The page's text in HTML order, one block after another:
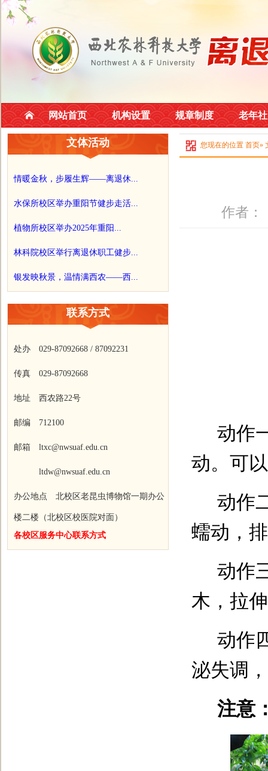
网站首页 机构设置 规章制度 老年
文体活动
情暖金秋，步履生辉——离退休...
水保所校区举办重阳节健步走活...
植物所校区举办2025年重阳...
林科院校区举行离退休职工健步...
银发映秋景，温情满西农——西...
联系方式
处办 029-87092668 / 87092231
传真 029-87092668
地址 西农路22号
邮编 712100
邮箱 ltxc@nwsuaf.edu.cn
ltdw@nwsuaf.edu.cn
办公地点 北校区老昆虫博物馆一期办公
楼二楼（北校区校医院对面）
各校区服务中心联系方式
您现在的位置 首页»
作者
动作
动。可
动作
蠕动，
动作
木，拉
动作
泌失调
注意